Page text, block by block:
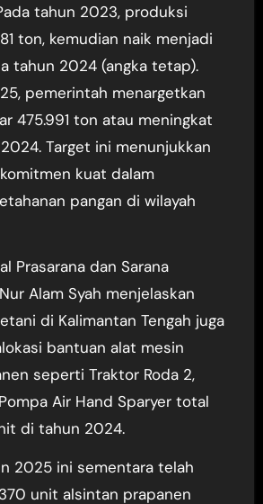
tahun 2023, produksi
ton, kemudian naik menjadi
tahun 2024 (angka tetap).
pemerintah menargetkan
475.991 ton atau meningkat
Target ini menunjukkan
kuat dalam
pangan di wilayah
Prasarana dan Sarana
Alam Syah menjelaskan
di Kalimantan Tengah juga
bantuan alat mesin
seperti Traktor Roda 2,
Air Hand Sparyer total
di tahun 2024.
2025 ini sementara telah
unit alsintan prapanen